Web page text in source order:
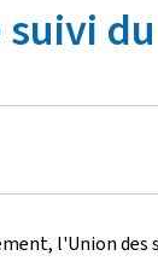
suivi
l'Union